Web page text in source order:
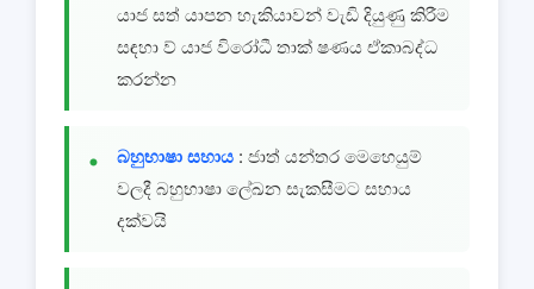
යාජ සත් යාපන හැකියාවන් වැඩි දියුණු කිරීම
සඳහා ව් යාජ විරෝධී තාක් ෂණය ඒකාබද්ධ
කරන්න
බහුභාෂා සහාය : ජාත් යන්තර මෙහෙයුම්
වලදී බහුභාෂා ලේඛන සැකසීමට සහාය
දක්වයි